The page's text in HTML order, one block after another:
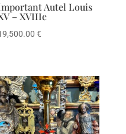
Autel Louis
– XVIIIe
€